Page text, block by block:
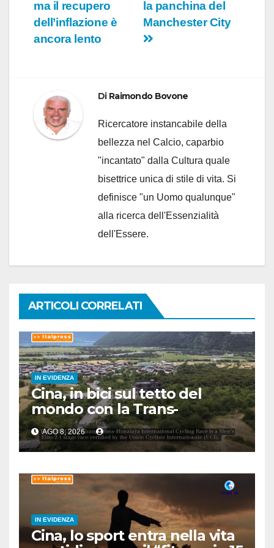
la panchina del
Manchester City
ma il recupero
dell’inflazione è
ancora lento
Di Raimondo Bovone
Ricercatore instancabile della
bellezza nel Calcio, caparbio
"incantato" dalla Cultura quale
bisettrice unica di stile di vita. Si
definisce "un Uomo qualunque"
alla ricerca dell'Essenzialità
dell'Essere.
ARTICOLI CORRELATI
IN EVIDENZA
Cina, in bici sul tetto del
mondo con la Trans-
Himalaya Race
AGO 8, 2026
IN EVIDENZA
Cina, lo sport entra nella vita